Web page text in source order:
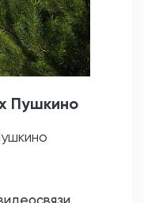
Пушкино